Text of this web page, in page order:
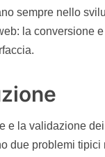
sempre nello
la conversione
e la validazione
due problemi